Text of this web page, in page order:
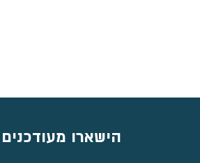
הישארו מעודכנים